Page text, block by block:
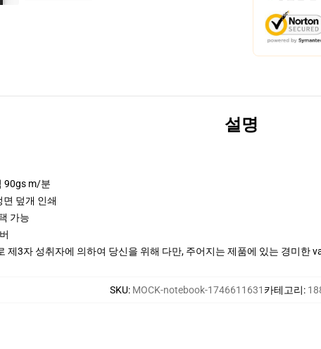
설명
90gs m/분
덮개 인쇄
가능
제3자 성취자에 의하여 당신을 위해 다만, 주어지는 제품에 있는 경미한
SKU: MOCK-notebook-1746611631 카테고리: